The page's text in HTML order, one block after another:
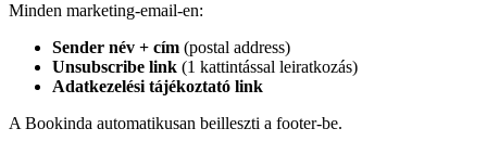
Minden marketing-email-en:
Sender név + cím (postal address)
Unsubscribe link (1 kattintással leiratkozás)
Adatkezelési tájékoztató link
A Bookinda automatikusan beilleszti a footer-be.